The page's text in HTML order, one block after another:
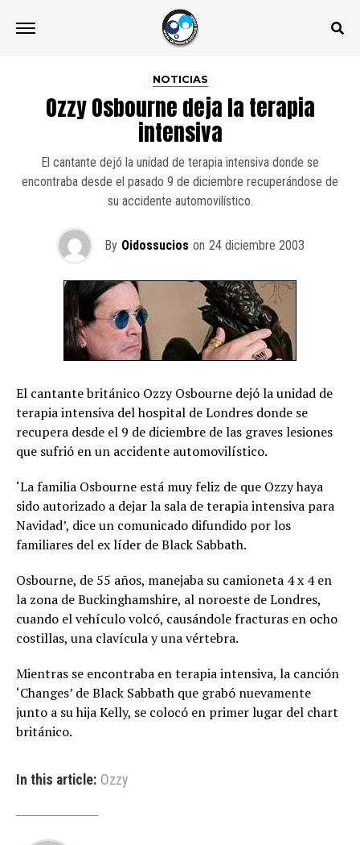
NOTICIAS
Ozzy Osbourne deja la terapia
intensiva
El cantante dejó la unidad de terapia intensiva donde se
encontraba desde el pasado 9 de diciembre recuperándose de
su accidente automovilístico.
By Oidossucios on 24 diciembre 2003
El cantante británico Ozzy Osbourne dejó la unidad de
terapia intensiva del hospital de Londres donde se
recupera desde el 9 de diciembre de las graves lesiones
que sufrió en un accidente automovilístico.
‘La familia Osbourne está muy feliz de que Ozzy haya
sido autorizado a dejar la sala de terapia intensiva para
Navidad’, dice un comunicado difundido por los
familiares del ex líder de Black Sabbath.
Osbourne, de 55 años, manejaba su camioneta 4 x 4 en
la zona de Buckinghamshire, al noroeste de Londres,
cuando el vehículo volcó, causándole fracturas en ocho
costillas, una clavícula y una vértebra.
Mientras se encontraba en terapia intensiva, la canción
‘Changes’ de Black Sabbath que grabó nuevamente
junto a su hija Kelly, se colocó en primer lugar del chart
británico.
In this article: Ozzy